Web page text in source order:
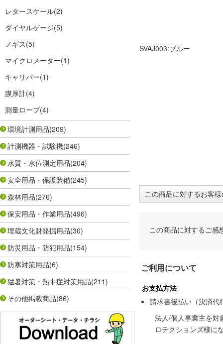
レタースケール(2)
ダイヤルゲージ(5)
ノギス(5)
マイクロメーター(1)
キャリパー(1)
膜厚計(4)
測量ロープ(4)
環境計測用品(209)
計測機器・試験機(246)
水質・水位測定用品(204)
安全用品・保護装備(245)
森林用品(276)
保安用品・作業用品(496)
埋蔵文化財発掘用品(30)
防災用品・防犯用品(154)
防寒対策用品(6)
猛暑対策・熱中症対策用品(211)
その他掲載商品(86)
SVAJ003:ブルー
この商品に対するお客
この商品に対するご感
ご利用について
お支払方法
請求書後払い（決済代
法人/個人事業主を対
ロテクションズ様に